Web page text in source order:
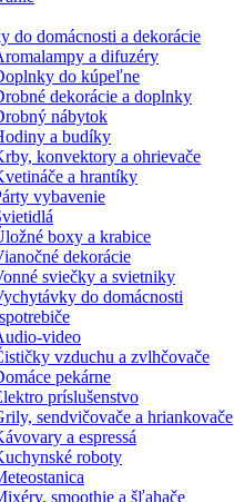
do domácnosti a dekorácie
a difuzéry
do kúpeľne
dekorácie a doplnky
nábytok
a budíky
konvektory a ohrievače
a hrantíky
vybavenie
boxy a krabice
dekorácie
sviečky a svietniky
do domácnosti
video
vzduchu a zvlhčovače
pekárne
príslušenstvo
sendvičovače a hriankovače
a espressá
roboty
smoothie a šľahače